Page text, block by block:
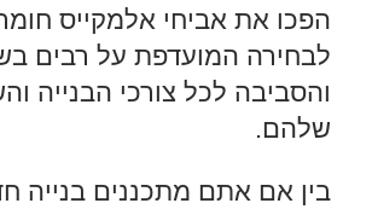
הפכו את אביחי אלמקייס
לבחירה המועדפת על רבים
והסביבה לכל צורכי הבנייה
שלהם.
בין אם אתם מתכננים בנייה